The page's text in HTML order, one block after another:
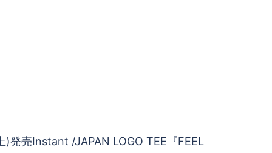
)発売Instant /JAPAN LOGO TEE『FEEL